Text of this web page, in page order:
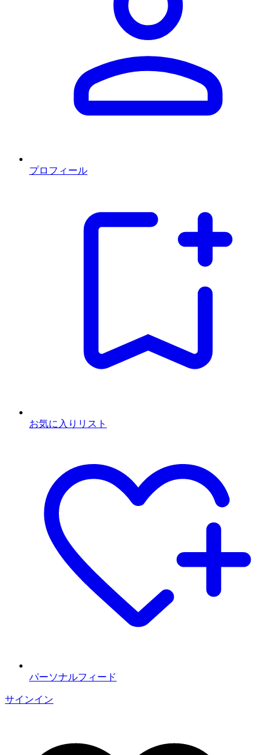
プロフィール
お気に入りリスト
パーソナルフィード
サインイン